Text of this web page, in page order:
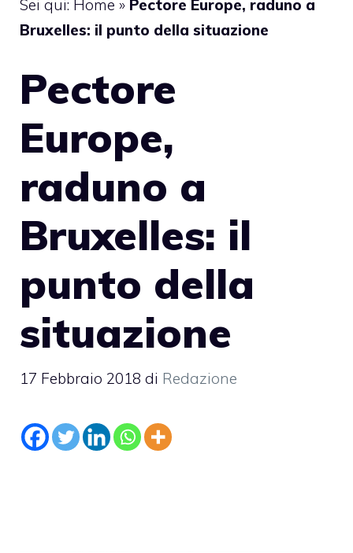
Sei qui: Home » Pectore Europe, raduno a
Bruxelles: il punto della situazione
Pectore
Europe,
raduno a
Bruxelles: il
punto della
situazione
17 Febbraio 2018 di Redazione